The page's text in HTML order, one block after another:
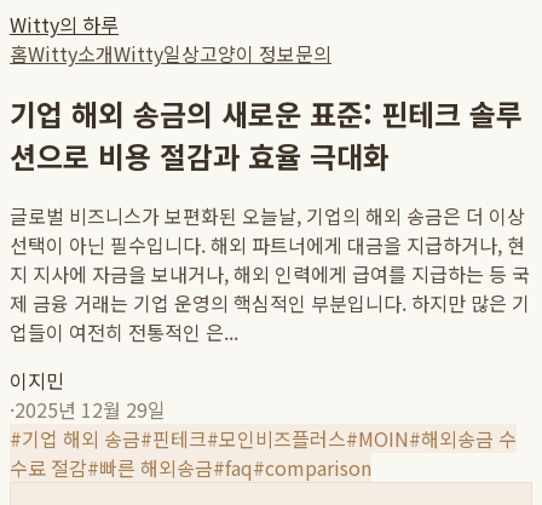
Witty의 하루
홈Witty소개Witty일상고양이 정보문의
기업 해외 송금의 새로운 표준: 핀테크 솔루
션으로 비용 절감과 효율 극대화
글로벌 비즈니스가 보편화된 오늘날, 기업의 해외 송금은 더 이상
선택이 아닌 필수입니다. 해외 파트너에게 대금을 지급하거나, 현
지 지사에 자금을 보내거나, 해외 인력에게 급여를 지급하는 등 국
제 금융 거래는 기업 운영의 핵심적인 부분입니다. 하지만 많은 기
업들이 여전히 전통적인 은...
이지민
·2025년 12월 29일
#기업 해외 송금#핀테크#모인비즈플러스#MOIN#해외송금 수
수료 절감#빠른 해외송금#faq#comparison